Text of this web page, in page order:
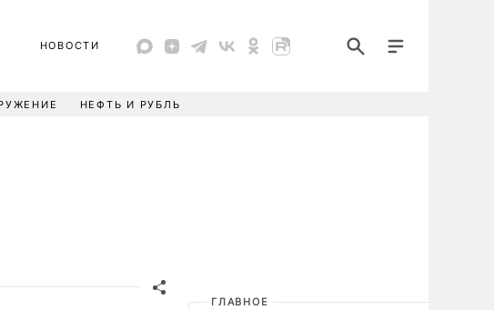
НОВОСТИ
НЕФТЬ И РУБЛЬ
ГЛАВНОЕ